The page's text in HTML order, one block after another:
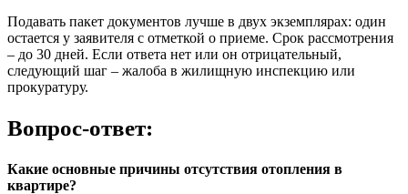
Подавать пакет документов лучше в двух экземплярах: один
остается у заявителя с отметкой о приеме. Срок рассмотрения
– до 30 дней. Если ответа нет или он отрицательный,
следующий шаг – жалоба в жилищную инспекцию или
прокуратуру.
Вопрос-ответ:
Какие основные причины отсутствия отопления в
квартире?